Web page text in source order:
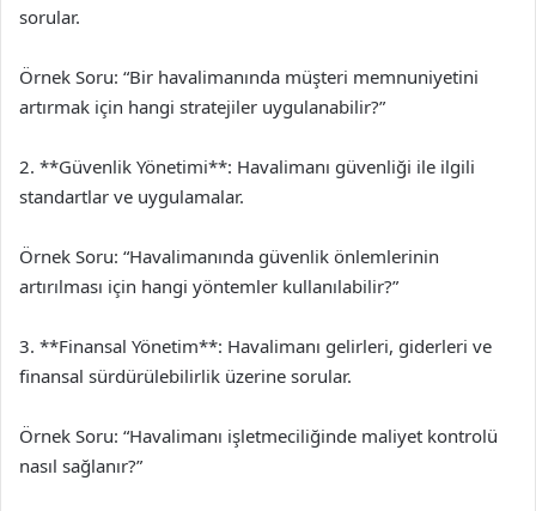
sorular.
Örnek Soru: “Bir havalimanında müşteri memnuniyetini
artırmak için hangi stratejiler uygulanabilir?”
2. **Güvenlik Yönetimi**: Havalimanı güvenliği ile ilgili
standartlar ve uygulamalar.
Örnek Soru: “Havalimanında güvenlik önlemlerinin
artırılması için hangi yöntemler kullanılabilir?”
3. **Finansal Yönetim**: Havalimanı gelirleri, giderleri ve
finansal sürdürülebilirlik üzerine sorular.
Örnek Soru: “Havalimanı işletmeciliğinde maliyet kontrolü
nasıl sağlanır?”